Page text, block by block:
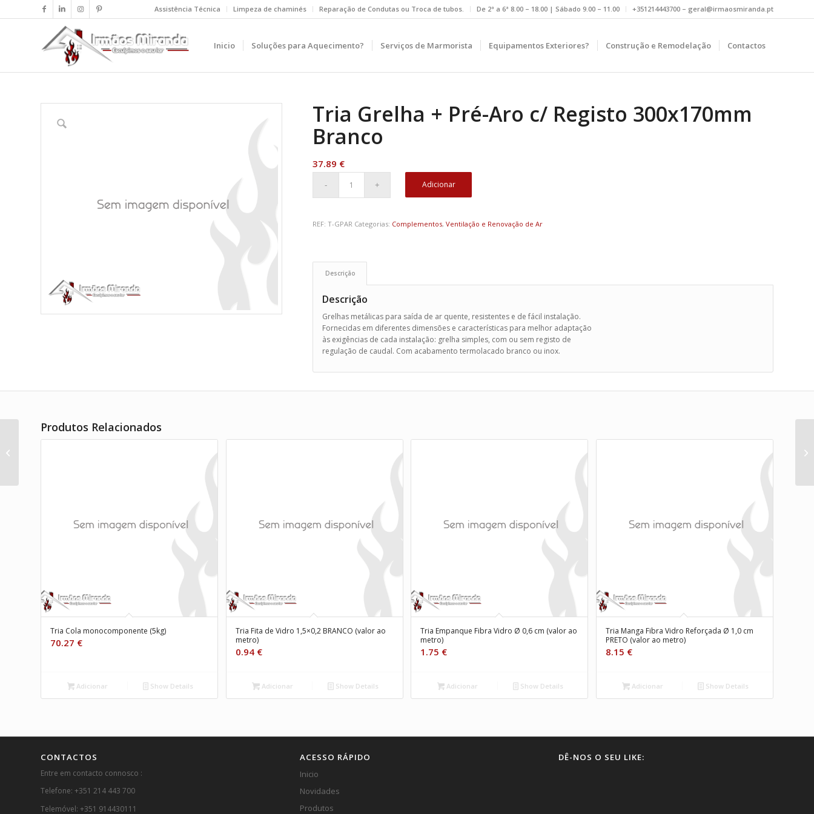
Assistência Técnica Limpeza de chaminés Reparação de Condutas ou Troca de tubos. De 2ª a 6ª 8.00 – 18.00 | Sábado 9.00 – 11.00 +351214443700 – geral@irmaosmiranda.pt
Inicio Soluções para Aquecimento? Serviços de Marmorista Equipamentos Exteriores? Construção e Remodelação Contactos
Tria Grelha + Pré-Aro c/ Registo 300x170mm
Branco
37.89 €
Adicionar
REF:T-GPAR Categorias: Complementos,Ventilação e Renovação de Ar
Descrição
Descrição
Grelhas metálicas para saída de ar quente, resistentes e de fácil instalação.
Fornecidas em diferentes dimensões e características para melhor adaptação
às exigências de cada instalação: grelha simples, com ou sem registo de
regulação de caudal. Com acabamento termolacado branco ou inox.
Produtos Relacionados
Tria Cola monocomponente (5kg)
70.27 €
Adicionar Show Details
Tria Fita de Vidro 1,5×0,2 BRANCO (valor ao
metro)
0.94 €
Adicionar Show Details
Tria Empanque Fibra Vidro Ø 0,6 cm (valor ao
metro)
1.75 €
Adicionar Show Details
Tria Manga Fibra Vidro Reforçada Ø 1,0 cm
PRETO (valor ao metro)
8.15 €
Adicionar Show Details
CONTACTOS
Entre em contacto connosco :
Telefone: +351 214 443 700
Telemóvel: +351 914430111
ACESSO RÁPIDO
Inicio
Novidades
Produtos
DÊ-NOS O SEU LIKE: